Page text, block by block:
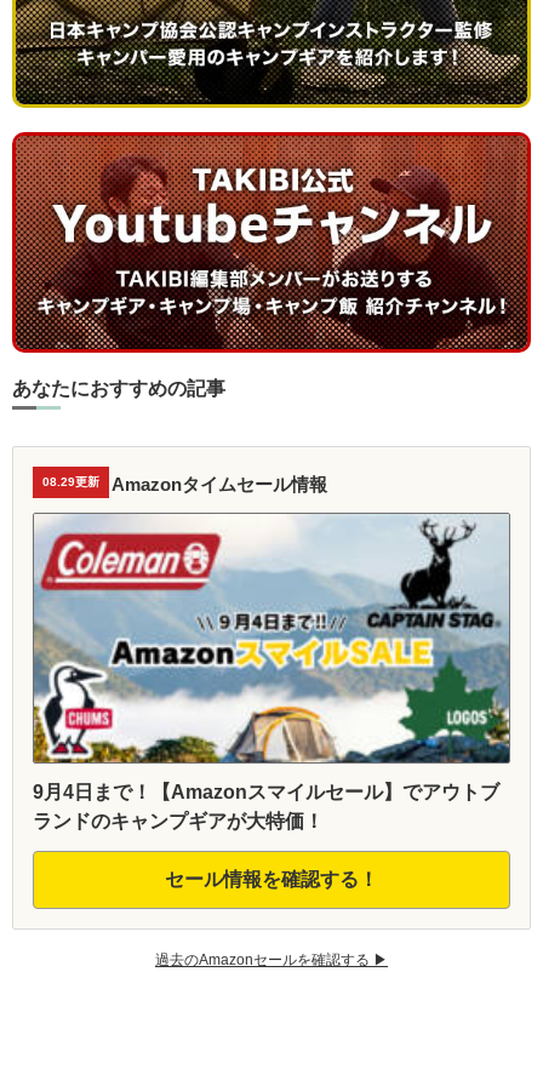
あなたにおすすめの記事
08.29更新 Amazonタイムセール情報
9月4日まで！【Amazonスマイルセール】でアウトブ
ランドのキャンプギアが大特価！
セール情報を確認する！
過去のAmazonセールを確認する ▶︎